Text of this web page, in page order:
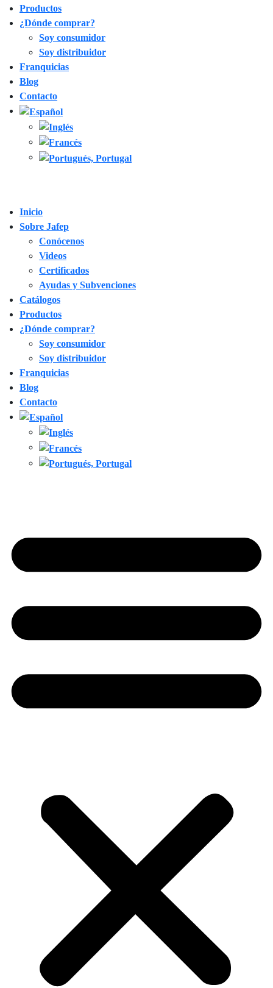
Productos
¿Dónde comprar?
Soy consumidor
Soy distribuidor
Franquicias
Blog
Contacto
Inicio
Sobre Jafep
Conócenos
Videos
Certificados
Ayudas y Subvenciones
Catálogos
Productos
¿Dónde comprar?
Soy consumidor
Soy distribuidor
Franquicias
Blog
Contacto